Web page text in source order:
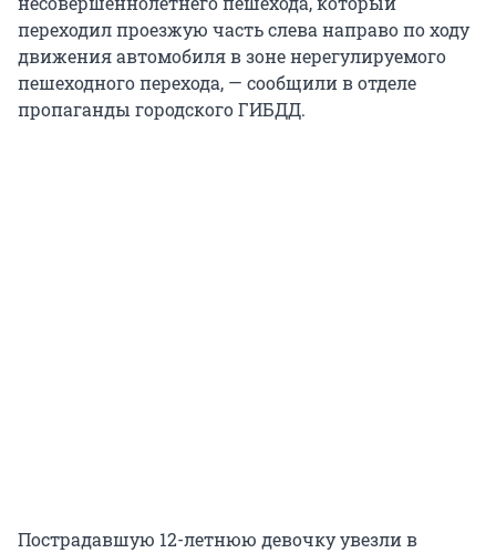
переходил проезжую часть слева направо по ходу
движения автомобиля в зоне нерегулируемого
пешеходного перехода, — сообщили в отделе
пропаганды городского ГИБДД.
Пострадавшую 12-летнюю девочку увезли в